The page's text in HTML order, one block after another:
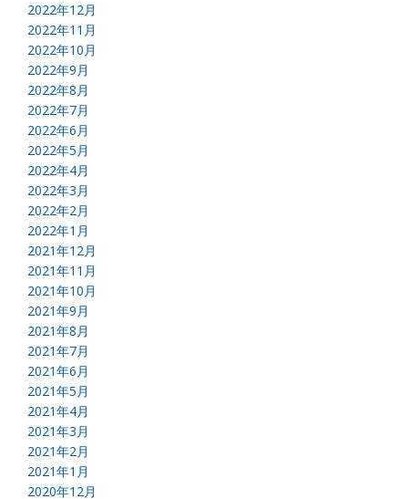
2022年12月
2022年11月
2022年10月
2022年9月
2022年8月
2022年7月
2022年6月
2022年5月
2022年4月
2022年3月
2022年2月
2022年1月
2021年12月
2021年11月
2021年10月
2021年9月
2021年8月
2021年7月
2021年6月
2021年5月
2021年4月
2021年3月
2021年2月
2021年1月
2020年12月